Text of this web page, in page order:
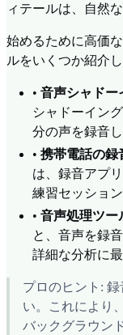
ィテールは、自然
始めるために高価
ルをいくつか紹介し
• 音声シャドー
シャドーイン
分の声を録音
• 携帯電話の録
は、録音アプ
練習セッショ
• 音声処理ツー
と、音声を録
詳細な分析に最
プロのヒント:
い。これにより
バックグラウン